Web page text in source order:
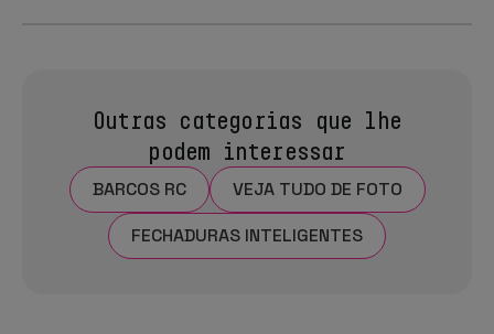
Outras categorias que lhe
podem interessar
BARCOS RC
VEJA TUDO DE FOTO
FECHADURAS INTELIGENTES